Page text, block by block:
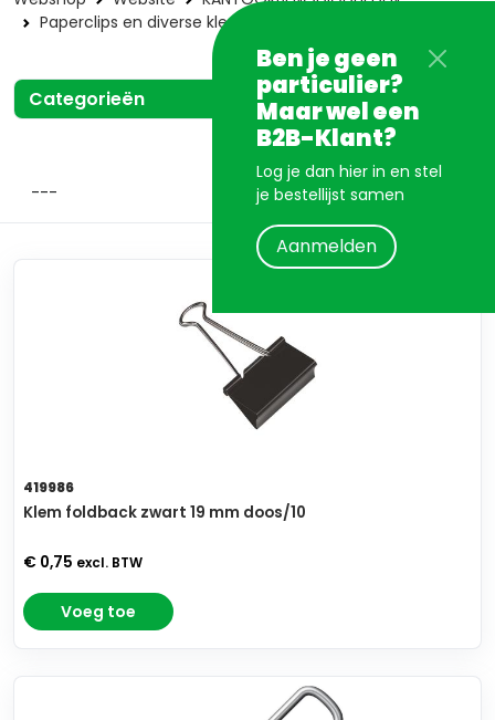
Ben je geen
particulier?
Maar wel een
B2B-Klant?
Log je dan hier in en stel
je bestellijst samen
Aanmelden
Paperclips en diverse klemmen
Categorieën
419986
Klem foldback zwart 19 mm doos/10
€ 0,75 excl. BTW
Voeg toe